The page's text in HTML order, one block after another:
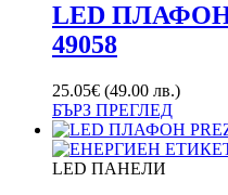
LED ПЛАФОН
49058
25.05€ (49.00 лв.)
БЪРЗ ПРЕГЛЕД
LED ПАНЕЛИ